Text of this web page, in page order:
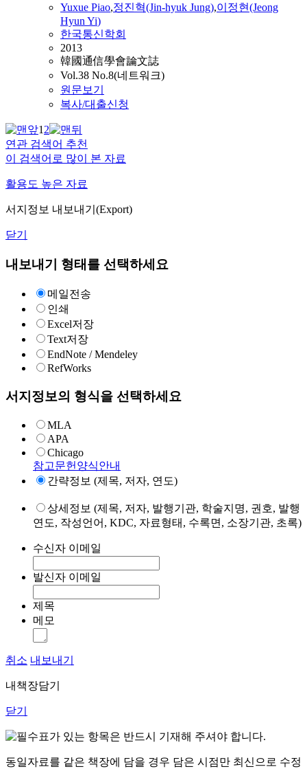
Yuxue Piao,정진혁(Jin-hyuk Jung),이정현(Jeong
HyunYi)
한국통신학회
2013
韓國通信學會論文誌
Vol.38 No.8(네트워크)
원문보기
복사/대출신청
12
연관 검색어 추천
이 검색어로 많이 본 자료
활용도 높은 자료
서지정보 내보내기(Export)
닫기
내보내기 형태를 선택하세요
메일전송
인쇄
Excel저장
Text저장
EndNote / Mendeley
RefWorks
서지정보의 형식을 선택하세요
MLA
APA
Chicago
참고문헌양식안내
간략정보 (제목, 저자, 연도)
상세정보 (제목, 저자, 발행기관, 학술지명, 권호, 발행
연도, 작성언어, KDC, 자료형태, 수록면, 소장기관, 초록)
수신자 이메일
발신자 이메일
제목
메모
취소 내보내기
내책장담기
닫기
표가 있는 항목은 반드시 기재해 주셔야 합니다.
동일자료를 같은 책장에 담을 경우 담은 시점만 최신으로 수정